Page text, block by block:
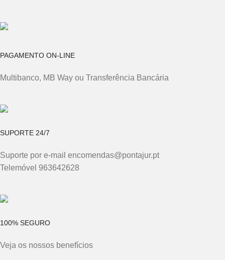
PAGAMENTO ON-LINE
Multibanco, MB Way ou Transferência Bancária
SUPORTE 24/7
Suporte por e-mail encomendas@pontajur.pt
Telemóvel 963642628
100% SEGURO
Veja os nossos benefícios